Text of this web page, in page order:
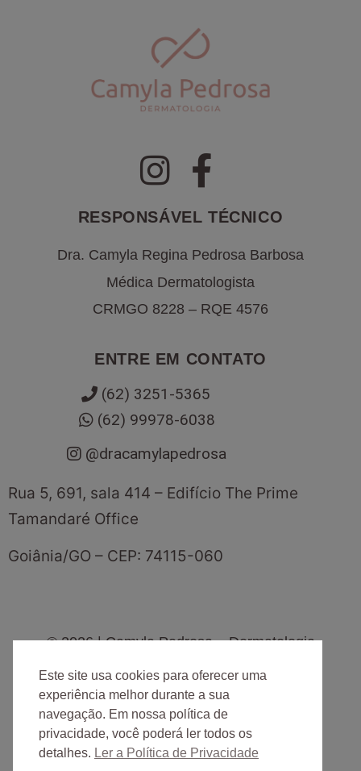
RESPONSÁVEL TÉCNICO
Dra. Camyla Regina Pedrosa Barbosa
Médica Dermatologista
CRMGO 8228 – RQE 4576
ENTRE EM CONTATO
(62) 3251-5365
(62) 99978-6038
@dracamylapedrosa
Rua 5, 691, sala 414 – Edifício The Prime
Tamandaré Office
Goiânia/GO – CEP: 74115-060
©2026| Camyla Pedrosa – Dermatologia
Desenvolvido por
Este site usa cookies para oferecer uma
experiência melhor durante a sua
navegação. Em nossa política de
privacidade, você poderá ler todos os
detalhes. Ler a Política de Privacidade